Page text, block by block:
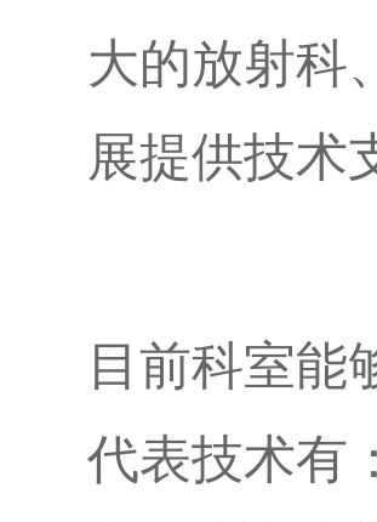
大的放射科
展提供技术
目前科室能
代表技术有